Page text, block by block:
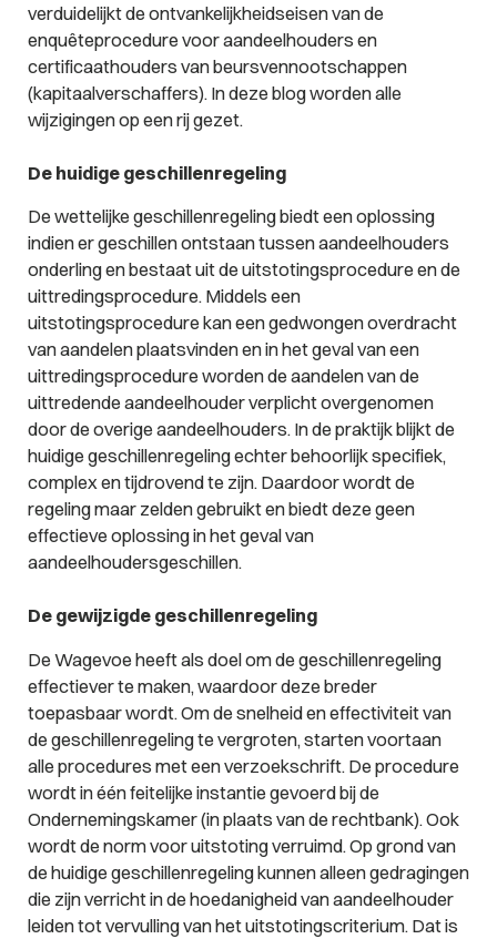
verduidelijkt de ontvankelijkheidseisen van de
enquêteprocedure voor aandeelhouders en
certificaathouders van beursvennootschappen
(kapitaalverschaffers). In deze blog worden alle
wijzigingen op een rij gezet.
De huidige geschillenregeling
De wettelijke geschillenregeling biedt een oplossing
indien er geschillen ontstaan tussen aandeelhouders
onderling en bestaat uit de uitstotingsprocedure en de
uittredingsprocedure. Middels een
uitstotingsprocedure kan een gedwongen overdracht
van aandelen plaatsvinden en in het geval van een
uittredingsprocedure worden de aandelen van de
uittredende aandeelhouder verplicht overgenomen
door de overige aandeelhouders. In de praktijk blijkt de
huidige geschillenregeling echter behoorlijk specifiek,
complex en tijdrovend te zijn. Daardoor wordt de
regeling maar zelden gebruikt en biedt deze geen
effectieve oplossing in het geval van
aandeelhoudersgeschillen.
De gewijzigde geschillenregeling
De Wagevoe heeft als doel om de geschillenregeling
effectiever te maken, waardoor deze breder
toepasbaar wordt. Om de snelheid en effectiviteit van
de geschillenregeling te vergroten, starten voortaan
alle procedures met een verzoekschrift. De procedure
wordt in één feitelijke instantie gevoerd bij de
Ondernemingskamer (in plaats van de rechtbank). Ook
wordt de norm voor uitstoting verruimd. Op grond van
de huidige geschillenregeling kunnen alleen gedragingen
die zijn verricht in de hoedanigheid van aandeelhouder
leiden tot vervulling van het uitstotingscriterium. Dat is